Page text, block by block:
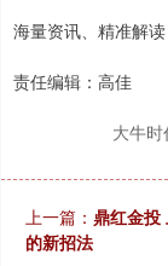
海量资讯、精准解
责任编辑：高佳
大牛时
上一篇： 鼎红金投
的新招法